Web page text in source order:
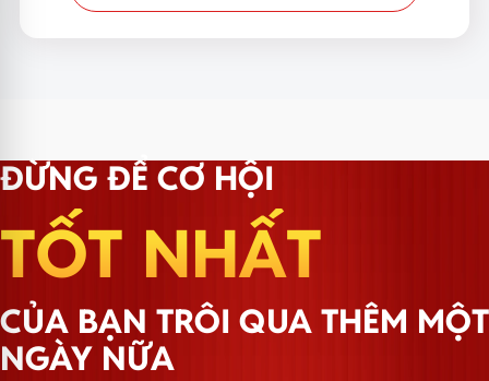
ĐỪNG ĐỂ CƠ HỘI
TỐT NHẤT
CỦA BẠN TRÔI QUA THÊM MỘT
NGÀY NỮA